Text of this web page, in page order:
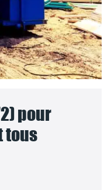
pour
tous